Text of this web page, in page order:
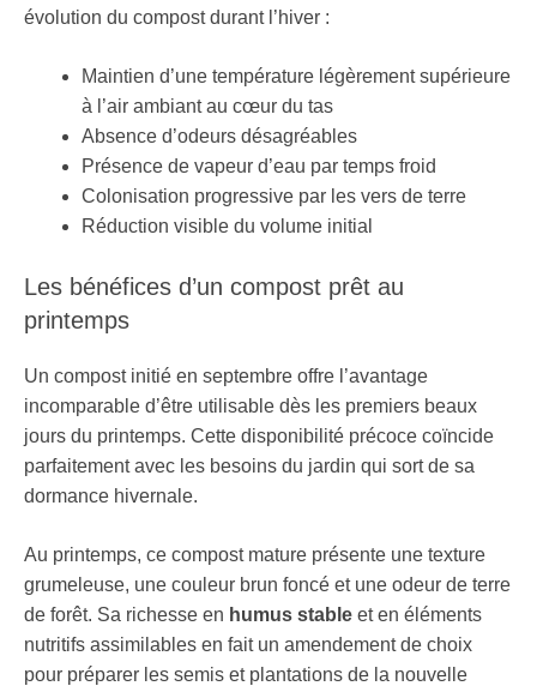
évolution du compost durant l’hiver :
Maintien d’une température légèrement supérieure
à l’air ambiant au cœur du tas
Absence d’odeurs désagréables
Présence de vapeur d’eau par temps froid
Colonisation progressive par les vers de terre
Réduction visible du volume initial
Les bénéfices d’un compost prêt au
printemps
Un compost initié en septembre offre l’avantage
incomparable d’être utilisable dès les premiers beaux
jours du printemps. Cette disponibilité précoce coïncide
parfaitement avec les besoins du jardin qui sort de sa
dormance hivernale.
Au printemps, ce compost mature présente une texture
grumeleuse, une couleur brun foncé et une odeur de terre
de forêt. Sa richesse en humus stable et en éléments
nutritifs assimilables en fait un amendement de choix
pour préparer les semis et plantations de la nouvelle